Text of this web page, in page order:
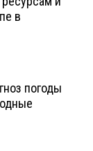
в
погоды